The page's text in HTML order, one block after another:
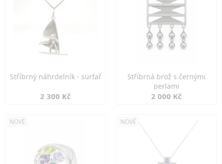
Stříbrný náhrdelník - surfař
2 300 Kč
Stříbrná brož s černými
perlami
2 000 Kč
NOVÉ NOVÉ